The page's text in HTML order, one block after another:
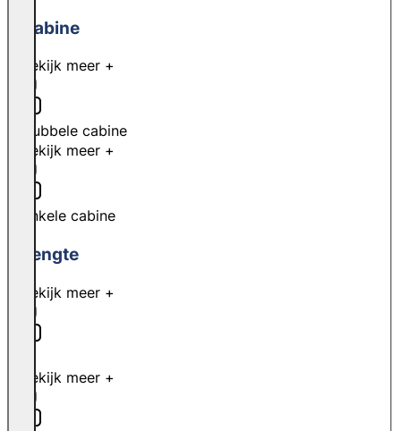
Cabine
Bekijk meer +
Dubbele cabine
Bekijk meer +
Enkele cabine
Lengte
Bekijk meer +
Bekijk meer +